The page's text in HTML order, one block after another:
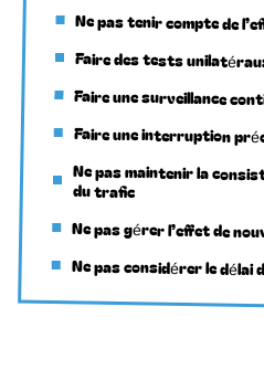
Ne pas tenir compte de
Faire des tests
Faire une surveillance
Faire une interruption
Ne pas maintenir la
du trafic
Ne pas gérer l’effet de
Ne pas considérer le délai